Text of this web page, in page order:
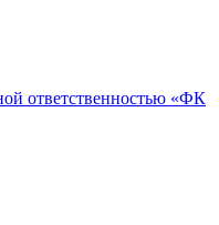
ответственностью «ФК